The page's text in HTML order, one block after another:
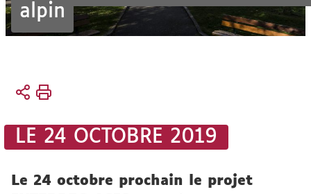
alpin
Vous
Accueil
l'UFR
LE 24 OCTOBRE 2019
Le 24 octobre prochain le projet